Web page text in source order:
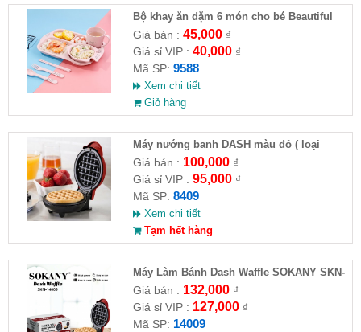
Bộ khay ăn dặm 6 món cho bé Beautiful
life (hình gấu - ko hộp )
Giá bán : 45,000₫
Giá sỉ VIP : 40,000₫
Mã SP: 9588
Xem chi tiết
Giỏ hàng
Máy nướng banh DASH màu đỏ ( loại
chuẩn )
Giá bán : 100,000₫
Giá sỉ VIP : 95,000₫
Mã SP: 8409
Xem chi tiết
Tạm hết hàng
Máy Làm Bánh Dash Waffle SOKANY SKN-
14009
Giá bán : 132,000₫
Giá sỉ VIP : 127,000₫
Mã SP: 14009